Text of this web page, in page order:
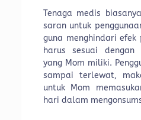
Tenaga medis
saran untuk
guna menghindari
harus sesuai dengan
yang Mom miliki.
sampai terlewat,
untuk Mom
hari dalam